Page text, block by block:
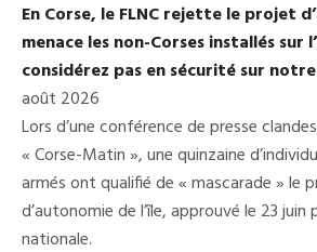
En Corse, le FLNC rejette le projet
menace les non-Corses installés sur
considérez pas en sécurité sur
août 2026
Lors d’une conférence de presse
« Corse-Matin », une quinzaine
armés ont qualifié de « mascarade » le
d’autonomie de l’île, approuvé le 23 juin
nationale.